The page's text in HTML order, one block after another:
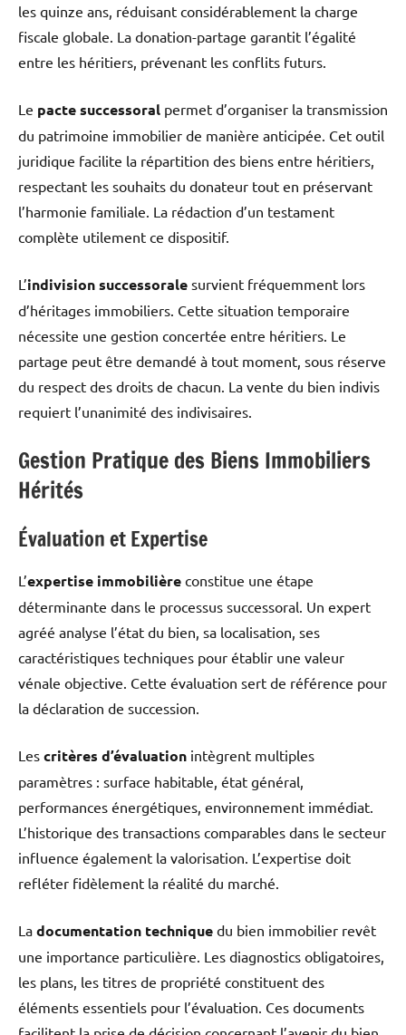
les quinze ans, réduisant considérablement la charge
fiscale globale. La donation-partage garantit l’égalité
entre les héritiers, prévenant les conflits futurs.
Le pacte successoral permet d’organiser la transmission
du patrimoine immobilier de manière anticipée. Cet outil
juridique facilite la répartition des biens entre héritiers,
respectant les souhaits du donateur tout en préservant
l’harmonie familiale. La rédaction d’un testament
complète utilement ce dispositif.
L’indivision successorale survient fréquemment lors
d’héritages immobiliers. Cette situation temporaire
nécessite une gestion concertée entre héritiers. Le
partage peut être demandé à tout moment, sous réserve
du respect des droits de chacun. La vente du bien indivis
requiert l’unanimité des indivisaires.
Gestion Pratique des Biens Immobiliers
Hérités
Évaluation et Expertise
L’expertise immobilière constitue une étape
déterminante dans le processus successoral. Un expert
agréé analyse l’état du bien, sa localisation, ses
caractéristiques techniques pour établir une valeur
vénale objective. Cette évaluation sert de référence pour
la déclaration de succession.
Les critères d’évaluation intègrent multiples
paramètres : surface habitable, état général,
performances énergétiques, environnement immédiat.
L’historique des transactions comparables dans le secteur
influence également la valorisation. L’expertise doit
refléter fidèlement la réalité du marché.
La documentation technique du bien immobilier revêt
une importance particulière. Les diagnostics obligatoires,
les plans, les titres de propriété constituent des
éléments essentiels pour l’évaluation. Ces documents